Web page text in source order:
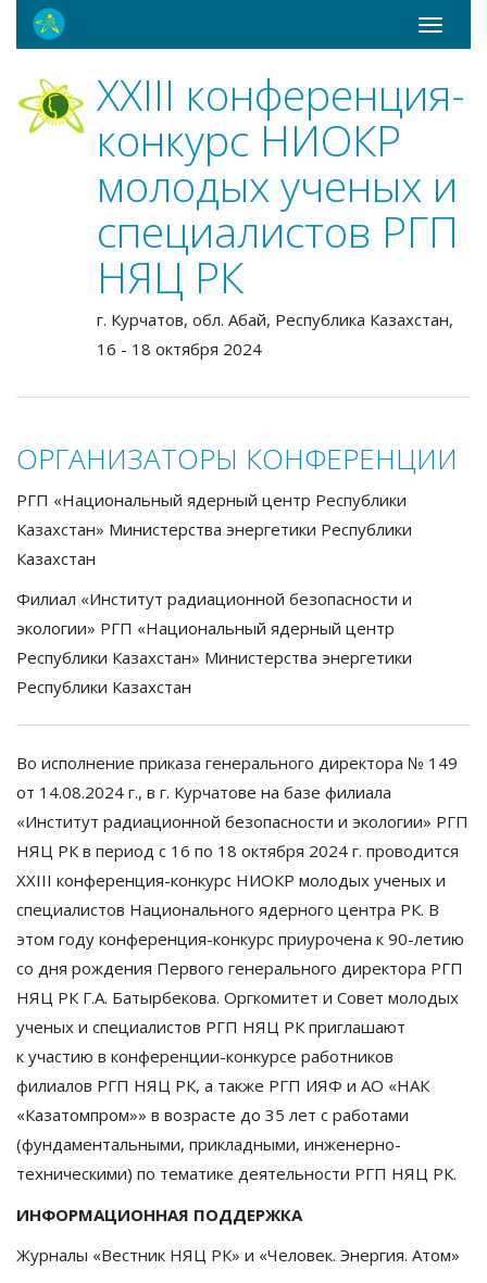
Toggle
ХХIII конференция-
конкурс НИОКР
молодых ученых и
специалистов РГП
НЯЦ РК
г. Курчатов, обл. Абай, Республика Казахстан,
16 - 18 октября 2024
ОРГАНИЗАТОРЫ КОНФЕРЕНЦИИ
РГП «Национальный ядерный центр Республики
Казахстан» Министерства энергетики Республики
Казахстан
Филиал «Институт радиационной безопасности и
экологии» РГП «Национальный ядерный центр
Республики Казахстан» Министерства энергетики
Республики Казахстан
Во исполнение приказа генерального директора № 149
от 14.08.2024 г., в г. Курчатове на базе филиала
«Институт радиационной безопасности и экологии» РГП
НЯЦ РК в период с 16 по 18 октября 2024 г. проводится
XXIII конференция-конкурс НИОКР молодых ученых и
специалистов Национального ядерного центра РК. В
этом году конференция-конкурс приурочена к 90-летию
со дня рождения Первого генерального директора РГП
НЯЦ РК Г.А. Батырбекова. Оргкомитет и Совет молодых
ученых и специалистов РГП НЯЦ РК приглашают
к участию в конференции-конкурсе работников
филиалов РГП НЯЦ РК, а также РГП ИЯФ и АО «НАК
«Казатомпром»» в возрасте до 35 лет с работами
(фундаментальными, прикладными, инженерно-
техническими) по тематике деятельности РГП НЯЦ РК.
ИНФОРМАЦИОННАЯ ПОДДЕРЖКА
Журналы «Вестник НЯЦ РК» и «Человек. Энергия. Атом»